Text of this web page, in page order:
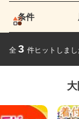
条件
全 3 件ヒットしまし